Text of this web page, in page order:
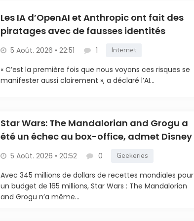
Les IA d’OpenAI et Anthropic ont fait des
piratages avec de fausses identités
5 Août. 2026 • 22:51 1 Internet
« C’est la première fois que nous voyons ces risques se
manifester aussi clairement », a déclaré l’AI...
Star Wars: The Mandalorian and Grogu a
été un échec au box-office, admet Disney
5 Août. 2026 • 20:52 0 Geekeries
Avec 345 millions de dollars de recettes mondiales pour
un budget de 165 millions, Star Wars : The Mandalorian
and Grogu n’a même...